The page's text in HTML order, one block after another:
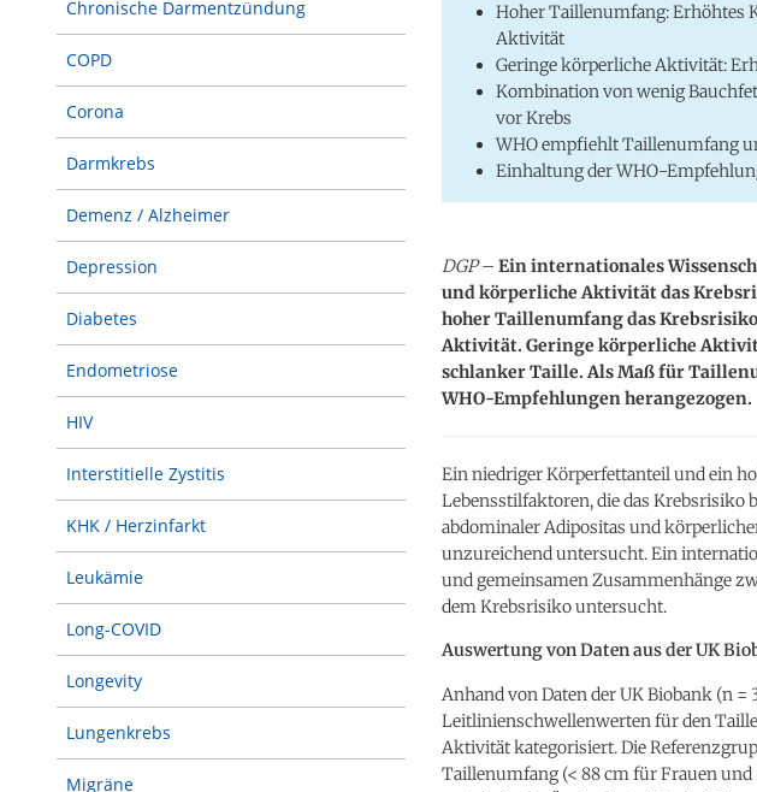
Chronische Darmentzündung
COPD
Corona
Darmkrebs
Demenz / Alzheimer
Depression
Diabetes
Endometriose
HIV
Interstitielle Zystitis
KHK / Herzinfarkt
Leukämie
Long-COVID
Longevity
Lungenkrebs
Migräne
Hoher Taillenumfang: Erhöhtes
Aktivität
Geringe körperliche Aktivität:
Kombination von wenig
vor Krebs
WHO empfiehlt Taillenumfang
Einhaltung der WHO-
DGP– Ein internationales
und körperliche Aktivität das
hoher Taillenumfang das
Aktivität. Geringe körperliche
schlanker Taille. Als Maß für
WHO-Empfehlungen herangezogen.
Ein niedriger Körperfettanteil und ein
Lebensstilfaktoren, die das Krebsrisiko
abdominaler Adipositas und
unzureichend untersucht. Ein
und gemeinsamen Zusammenhänge
dem Krebsrisiko untersucht.
Auswertung von Daten aus der UK
Anhand von Daten der UK Biobank (n =
Leitlinienschwellenwerten für den
Aktivität kategorisiert. Die
Taillenumfang (< 88 cm für Frauen